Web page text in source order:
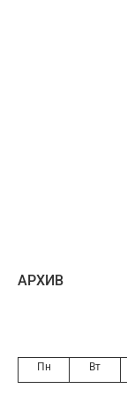
AРХИВ
Пн Вт